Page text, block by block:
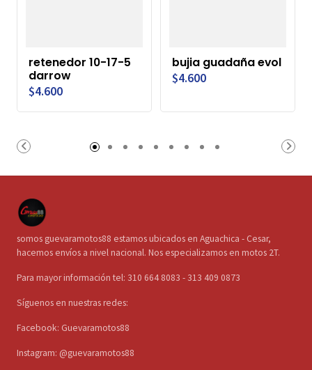
retenedor 10-17-5
darrow
$4.600
bujia guadaña evol
$4.600
somos guevaramotos88 estamos ubicados en Aguachica - Cesar,
hacemos envíos a nivel nacional. Nos especializamos en motos 2T.
Para mayor información tel: 310 664 8083 - 313 409 0873
Síguenos en nuestras redes:
Facebook: Guevaramotos88
Instagram: @guevaramotos88